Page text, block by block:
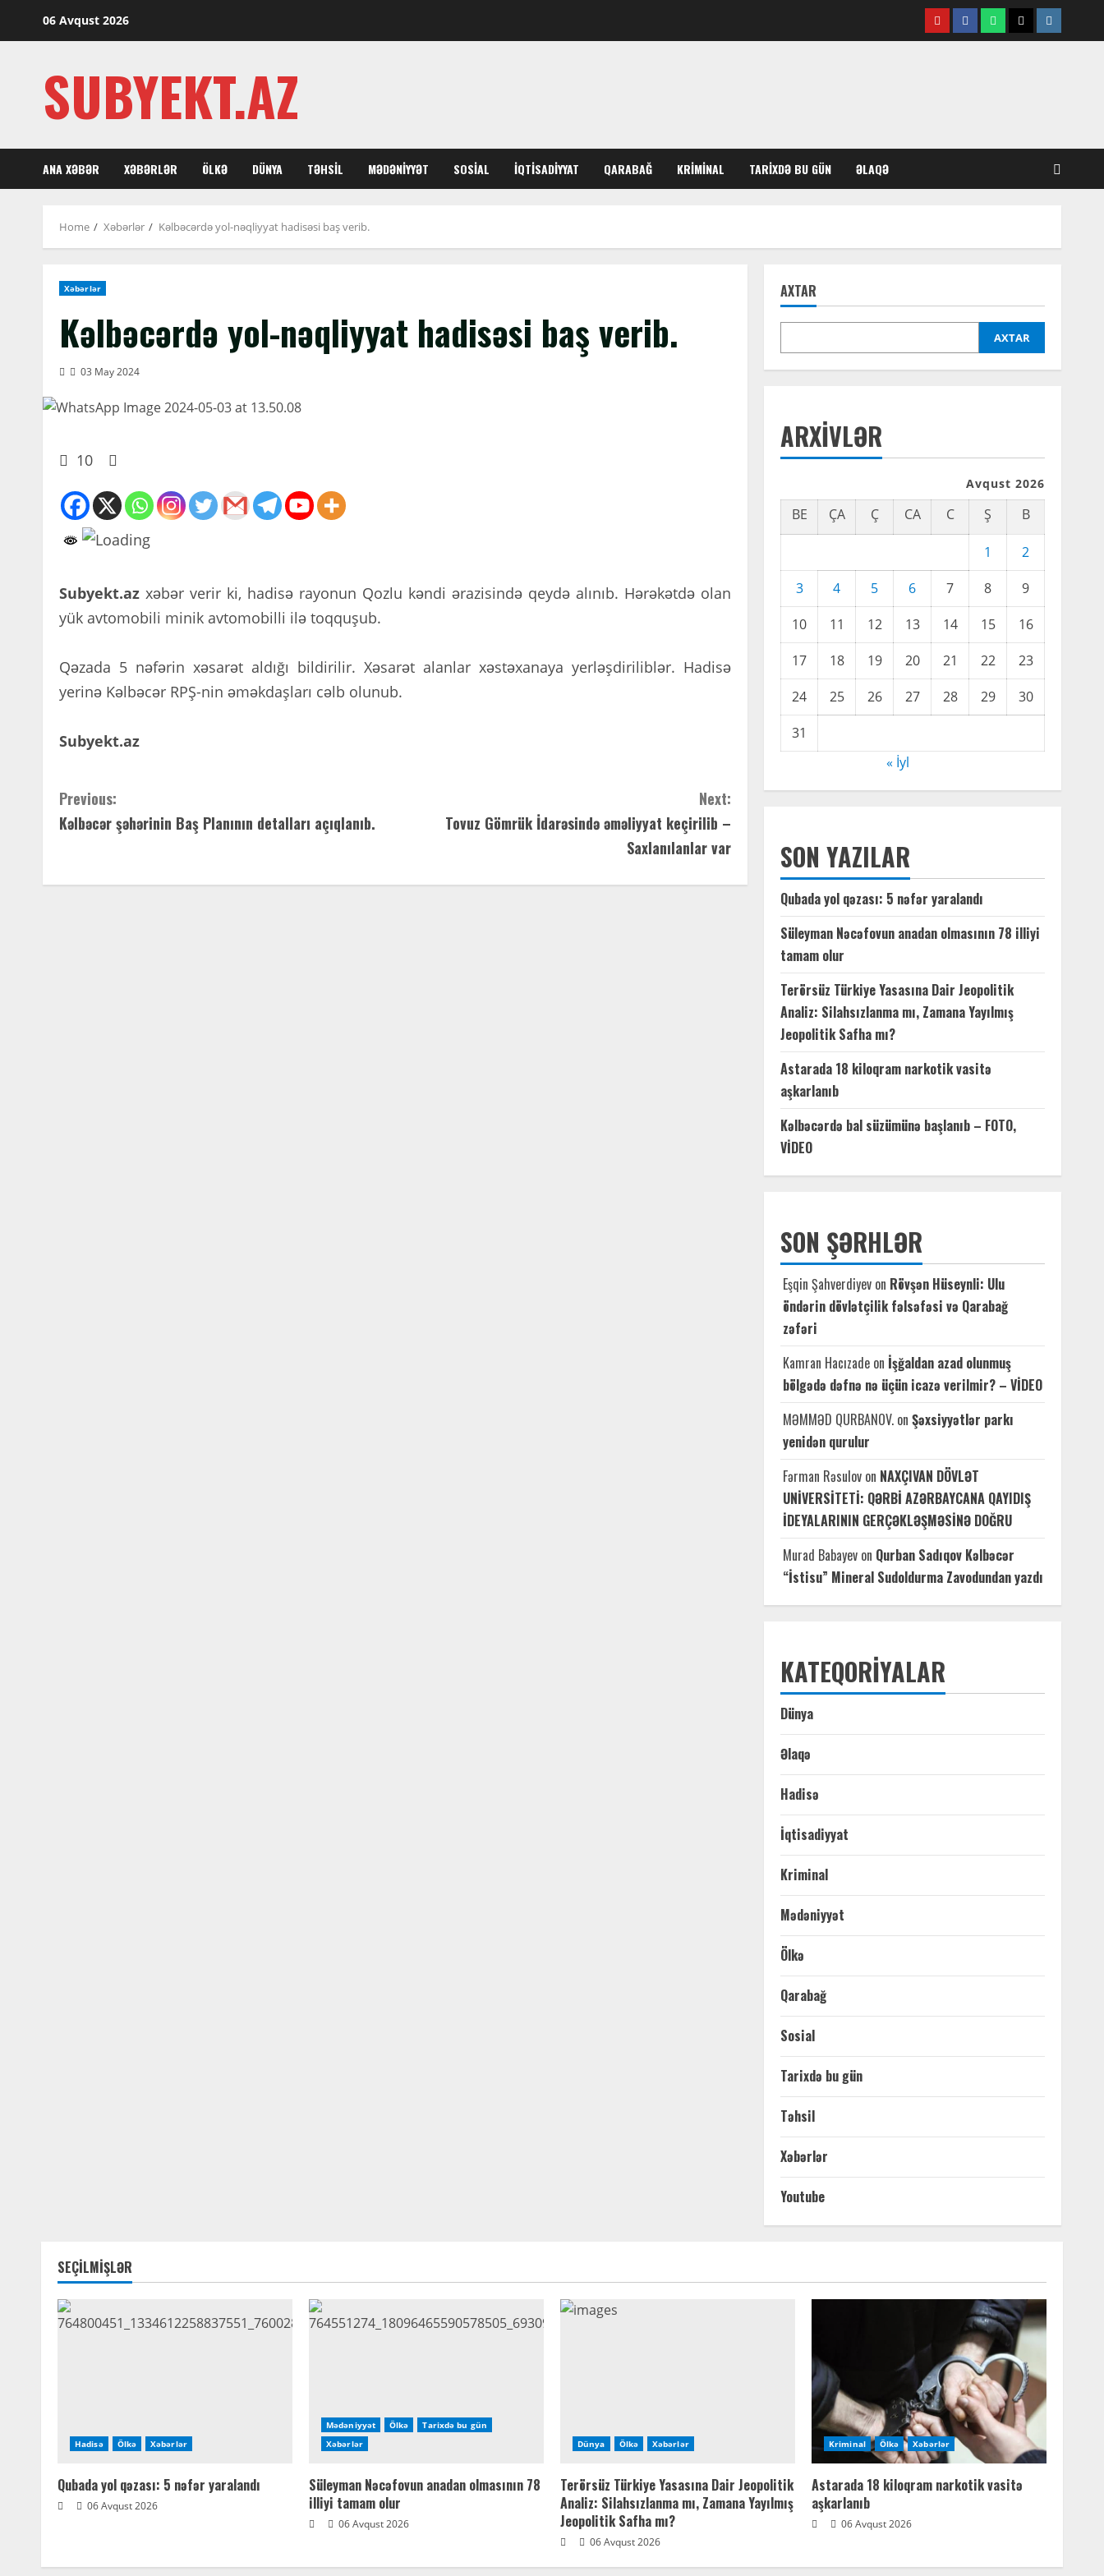
06 Avqust 2026 YoutubeFacebookWhatsapp
TwitterInstagram
SUBYEKT.AZ
ANA XƏBƏR XƏBƏRLƏR ÖLKƏ DÜNYA TƏHSIL MƏDƏNIYYƏT SOSIAL İQTISADIYYAT QARABAĞ KRIMINAL TARIXDƏ BU GÜN ƏLAQƏ
Home Xəbərlər Kəlbəcərdə yol-nəqliyyat hadisəsi baş verib.
Xəbərlər
Kəlbəcərdə yol-nəqliyyat hadisəsi baş verib.
03 May 2024
10
Subyekt.az xəbər verir ki, hadisə rayonun Qozlu kəndi ərazisində qeydə alınıb. Hərəkətdə olan
yük avtomobili minik avtomobilli ilə toqquşub.
Qəzada 5 nəfərin xəsarət aldığı bildirilir. Xəsarət alanlar xəstəxanaya yerləşdiriliblər. Hadisə
yerinə Kəlbəcər RPŞ-nin əməkdaşları cəlb olunub.
Subyekt.az
C
o
Previous:
Kəlbəcər şəhərinin Baş Planının detalları açıqlanıb.
Next:
Tovuz Gömrük İdarəsində əməliyyat keçirilib –
Saxlanılanlar var
AXTAR
AXTAR
ARXIVLƏR
Avqust 2026
BE ÇA Ç CA C Ş B
1
2
3
4 5 6 7 8
9
10
11 12 13 14 15
16
17
18 19 20 21 22
23
24
25 26 27 28 29
30
31
« İyl
SON YAZILAR
Qubada yol qəzası: 5 nəfər yaralandı
Süleyman Nəcəfovun anadan olmasının 78 illiyi
tamam olur
Terörsüz Türkiye Yasasına Dair Jeopolitik
Analiz: Silahsızlanma mı, Zamana Yayılmış
Jeopolitik Safha mı?
Astarada 18 kiloqram narkotik vasitə
aşkarlanıb
Kəlbəcərdə bal süzümünə başlanıb – FOTO,
VİDEO
SON ŞƏRHLƏR
Eşqin Şahverdiyev on Rövşən Hüseynli: Ulu
öndərin dövlətçilik fəlsəfəsi və Qarabağ
zəfəri
Kamran Hacızade on İşğaldan azad olunmuş
bölgədə dəfnə nə üçün icazə verilmir? – VİDEO
MƏMMƏD QURBANOV. on Şəxsiyyətlər parkı
yenidən qurulur
Fərman Rəsulov on NAXÇIVAN DÖVLƏT
UNİVERSİTETİ: QƏRBİ AZƏRBAYCANA QAYIDIŞ
İDEYALARININ GERÇƏKLƏŞMƏSİNƏ DOĞRU
Murad Babayev on Qurban Sadıqov Kəlbəcər
“İstisu” Mineral Sudoldurma Zavodundan yazdı
KATEQORIYALAR
Dünya
Əlaqə
Hadisə
İqtisadiyyat
Kriminal
Mədəniyyət
Ölkə
Qarabağ
Sosial
Tarixdə bu gün
Təhsil
Xəbərlər
Youtube
SEÇİLMİŞLƏR
Hadisə Ölkə Xəbərlər
Qubada yol qəzası: 5 nəfər yaralandı
06 Avqust 2026
Mədəniyyət Ölkə
Tarixdə bu gün
Xəbərlər
Süleyman Nəcəfovun anadan olmasının 78
illiyi tamam olur
06 Avqust 2026
Dünya Ölkə Xəbərlər
Terörsüz Türkiye Yasasına Dair Jeopolitik
Analiz: Silahsızlanma mı, Zamana Yayılmış
Jeopolitik Safha mı?
06 Avqust 2026
Kriminal Ölkə Xəbərlər
Astarada 18 kiloqram narkotik vasitə
aşkarlanıb
06 Avqust 2026